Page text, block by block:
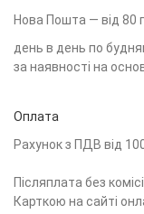
Нова Пошта — від 80
день в день по
за наявності на
Оплата
Рахунок з ПДВ від
Післяплата без
Карткою на сайті